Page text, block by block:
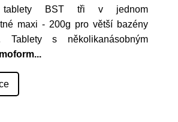
tablety BST tři v jednom
maxi - 200g pro větší bazény
Tablety s několikanásobným
...